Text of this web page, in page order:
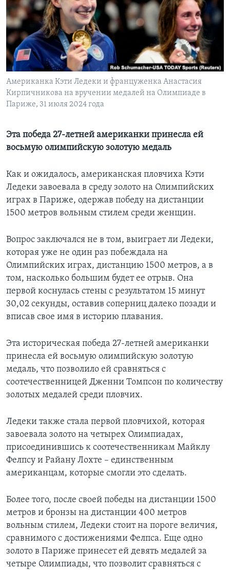
Learning English
СОЦИАЛЬНЫЕ СЕТИ
Языки
Американка Кэти Ледеки и француженка Анастасия
Кирпичникова на вручении медалей на Олимпиаде в
Париже, 31 июля 2024 года
Эта победа 27-летней американки принесла ей
восьмую олимпийскую золотую медаль
Как и ожидалось, американская пловчиха Кэти
Ледеки завоевала в среду золото на Олимпийских
играх в Париже, одержав победу на дистанции
1500 метров вольным стилем среди женщин.
Вопрос заключался не в том, выиграет ли Ледеки,
которая уже не один раз побеждала на
Олимпийских играх, дистанцию 1500 метров, а в
том, насколько большим будет ее отрыв. Она
первой коснулась стены с результатом 15 минут
30,02 секунды, оставив соперниц далеко позади и
вписав свое имя в историю плавания.
Эта историческая победа 27-летней американки
принесла ей восьмую олимпийскую золотую
медаль, что позволило ей сравняться с
соотечественницей Дженни Томпсон по количеству
золотых медалей среди пловчих.
Ледеки также стала первой пловчихой, которая
завоевала золото на четырех Олимпиадах,
присоединившись к соотечественникам Майклу
Фелпсу и Райану Лохте – единственным
американцам, которые смогли это сделать.
Более того, после своей победы на дистанции 1500
метров и бронзы на дистанции 400 метров
вольным стилем, Ледеки стоит на пороге величия,
сравнимого с достижениями Фелпса. Еще одно
золото в Париже принесет ей девять медалей за
четыре Олимпиады, что позволит сравняться с